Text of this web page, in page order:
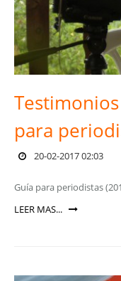
para
20-02-2017 02:03
Guía para periodistas
LEER MAS...